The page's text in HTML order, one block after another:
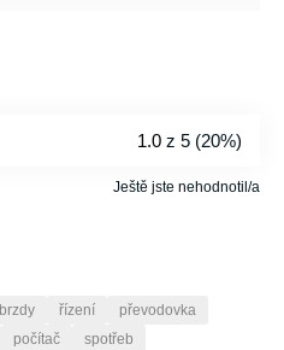
1.0 z 5 (20%)
Ještě jste nehodnotil/a
brzdy řízení
převodovka
počítač spotřeb